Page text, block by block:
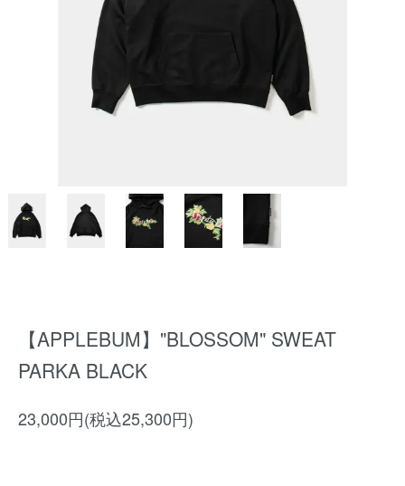
【APPLEBUM】"BLOSSOM" SWEAT
PARKA BLACK
23,000円(税込25,300円)